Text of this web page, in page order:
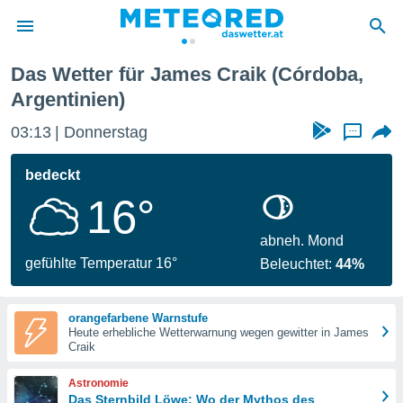
dass
von
diese
die
Das Wetter für James Craik (Córdoba,
Argentinien)
03:13 Donnerstag ...
bedeckt
16°
gefühlte Temperatur 16°
abneh. Mond
Beleuchtet:44%
orangefarbene Warnstufe
Heute erhebliche Wetterwarnung wegen gewitter in James
Craik
Astronomie
Das Sternbild Löwe: Wo der Mythos des